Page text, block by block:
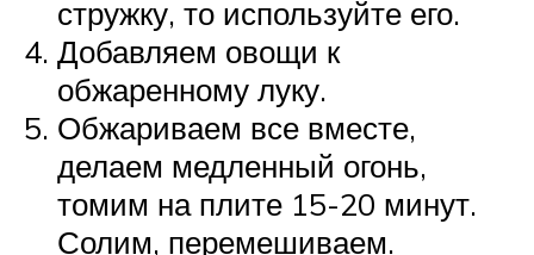
стружку, то используйте его.
Добавляем овощи к
обжаренному луку.
Обжариваем все вместе,
делаем медленный огонь,
томим на плите 15-20 минут.
Солим, перемешиваем.